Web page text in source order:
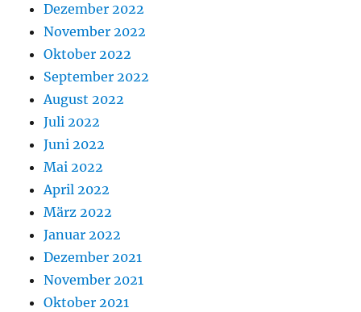
Dezember 2022
November 2022
Oktober 2022
September 2022
August 2022
Juli 2022
Juni 2022
Mai 2022
April 2022
März 2022
Januar 2022
Dezember 2021
November 2021
Oktober 2021